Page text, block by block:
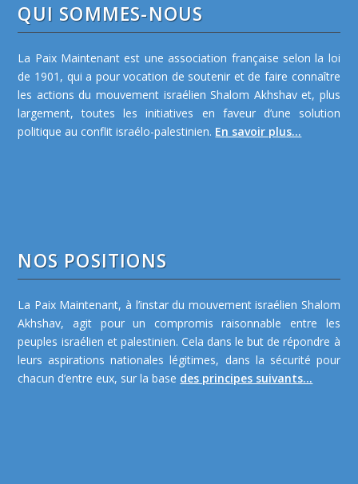
QUI SOMMES-NOUS
La Paix Maintenant est une association française selon la loi
de 1901, qui a pour vocation de soutenir et de faire connaître
les actions du mouvement israélien Shalom Akhshav et, plus
largement, toutes les initiatives en faveur d’une solution
politique au conflit israélo-palestinien. En savoir plus...
NOS POSITIONS
La Paix Maintenant, à l’instar du mouvement israélien Shalom
Akhshav, agit pour un compromis raisonnable entre les
peuples israélien et palestinien. Cela dans le but de répondre à
leurs aspirations nationales légitimes, dans la sécurité pour
chacun d’entre eux, sur la base des principes suivants...